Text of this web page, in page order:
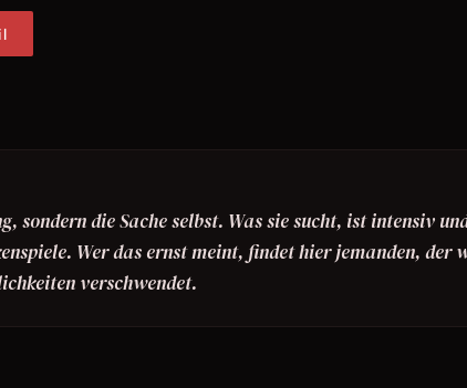
sondern die Sache selbst. Was sie sucht, ist intensiv
Wer das ernst meint, findet hier jemanden, der
verschwendet.